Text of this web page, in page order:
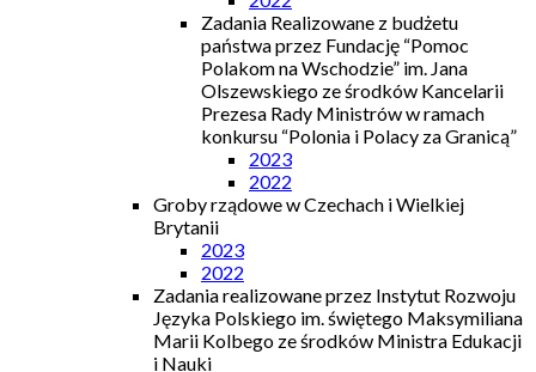
Zadania Realizowane z budżetu
państwa przez Fundację “Pomoc
Polakom na Wschodzie” im. Jana
Olszewskiego ze środków Kancelarii
Prezesa Rady Ministrów w ramach
konkursu “Polonia i Polacy za Granicą”
2023
2022
Groby rządowe w Czechach i Wielkiej
Brytanii
2023
2022
Zadania realizowane przez Instytut Rozwoju
Języka Polskiego im. świętego Maksymiliana
Marii Kolbego ze środków Ministra Edukacji
i Nauki